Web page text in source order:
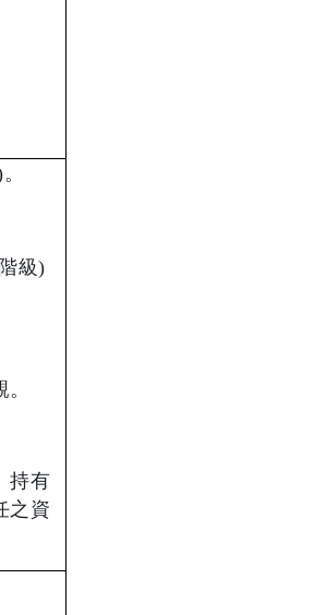
。
級)
持有
之資